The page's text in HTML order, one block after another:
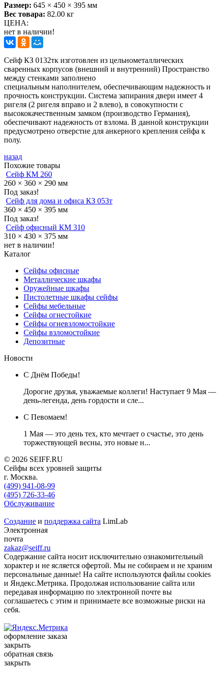
Размер: 645 × 450 × 395 мм
Вес товара: 82.00 кг
ЦЕНА:
нет в наличии!
Сейф КЗ 0132тк изготовлен из цельнометаллических
сваренных корпусов (внешний и внутренний) Пространство
между стенками заполнено
специальным наполнителем, обеспечивающим надежность и
прочность конструкции. Система запирания двери имеет 4
ригеля (2 ригеля вправо и 2 влево), в совокупности с
высококачественным замком (производство Германия),
обеспечивают надежность от взлома. В данной конструкции
предусмотрено отверстие для анкерного крепления сейфа к
полу.
назад
Похожие товары
Сейф КМ 260
260 × 360 × 290 мм
Под заказ!
Сейф для дома и офиса КЗ 053т
360 × 450 × 395 мм
Под заказ!
Сейф офисный КМ 310
310 × 430 × 375 мм
нет в наличии!
Каталог
Сейфы офисные
Металличеcкие шкафы
Оружейные шкафы
Пистолетные шкафы сейфы
Сейфы мебельные
Сейфы огнестойкие
Сейфы огневзломостойкие
Сейфы взломостойкие
Депозитные
Новости
С Днём Победы!
Дорогие друзья, уважаемые коллеги! Наступает 9 Мая —
день-легенда, день гордости и сле...
C Певомаем!
1 Мая — это день тех, кто мечтает о счастье, это день
торжествующей весны, это новые н...
© 2026 SEIFF.RU
Cейфы всех уровней защиты
г. Москва.
(499) 941-08-99
(495) 726-33-46
‎Обслуживание
Создание и поддержка сайта LimLab
Электронная
почта
zakaz@seiff.ru
Содержание сайта носит исключительно ознакомительный
хорактер и не ясляется офертой. Мы не собираем и не храним
персональные данные! На сайте используются файлы cookies
и Яндекс.Метрика. Продолжая использование сайта или
передавая информацию по электронной почте вы
соглашаетесь с этим и принимаете все возможные риски на
себя.
оформление заказа
закрыть
обратная связь
закрыть